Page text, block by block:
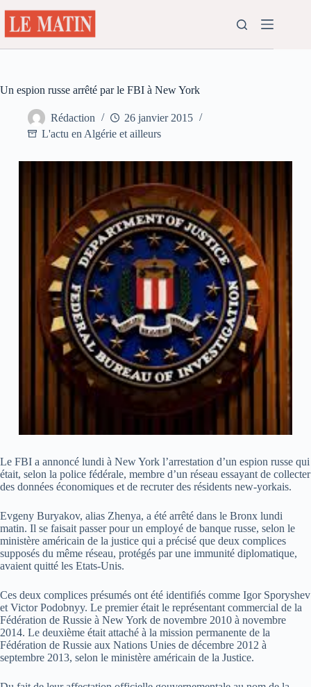
au
contenu
Un espion russe arrêté par le FBI à New York
Rédaction
26 janvier 2015
L'actu en Algérie et ailleurs
Le FBI a annoncé lundi à New York l’arrestation d’un espion russe qui
était, selon la police fédérale, membre d’un réseau essayant de collecter
des données économiques et de recruter des résidents new-yorkais.
Evgeny Buryakov, alias Zhenya, a été arrêté dans le Bronx lundi
matin. Il se faisait passer pour un employé de banque russe, selon le
ministère américain de la justice qui a précisé que deux complices
supposés du même réseau, protégés par une immunité diplomatique,
avaient quitté les Etats-Unis.
Ces deux complices présumés ont été identifiés comme Igor Sporyshev
et Victor Podobnyy. Le premier était le représentant commercial de la
Fédération de Russie à New York de novembre 2010 à novembre
2014. Le deuxième était attaché à la mission permanente de la
Fédération de Russie aux Nations Unies de décembre 2012 à
septembre 2013, selon le ministère américain de la Justice.